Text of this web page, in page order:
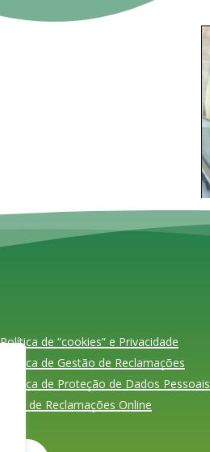
Política de “cookies” e Privacidade
Política de Gestão de Reclamações
Política de Proteção de Dados Pessoais
Livro de Reclamações Online